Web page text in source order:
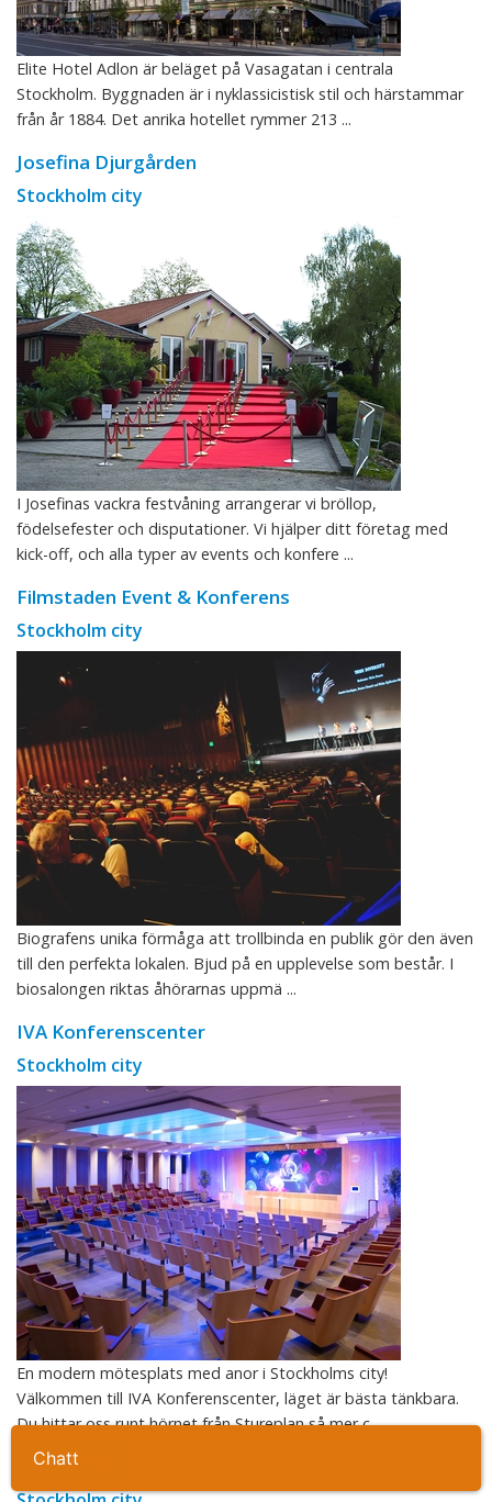
Ta kontakt
Elite Hotel Adlon är beläget på Vasagatan i centrala
Stockholm. Byggnaden är i nyklassicistisk stil och härstammar
från år 1884. Det anrika hotellet rymmer 213 ...
Josefina Djurgården
Stockholm city
I Josefinas vackra festvåning arrangerar vi bröllop,
födelsefester och disputationer. Vi hjälper ditt företag med
kick-off, och alla typer av events och konfere ...
Filmstaden Event & Konferens
Stockholm city
Biografens unika förmåga att trollbinda en publik gör den även
till den perfekta lokalen. Bjud på en upplevelse som består. I
biosalongen riktas åhörarnas uppmä ...
IVA Konferenscenter
Stockholm city
En modern mötesplats med anor i Stockholms city!
Välkommen till IVA Konferenscenter, läget är bästa tänkbara.
Du hittar oss runt hörnet från Stureplan så mer c ...
Freys Hotel
Chatt